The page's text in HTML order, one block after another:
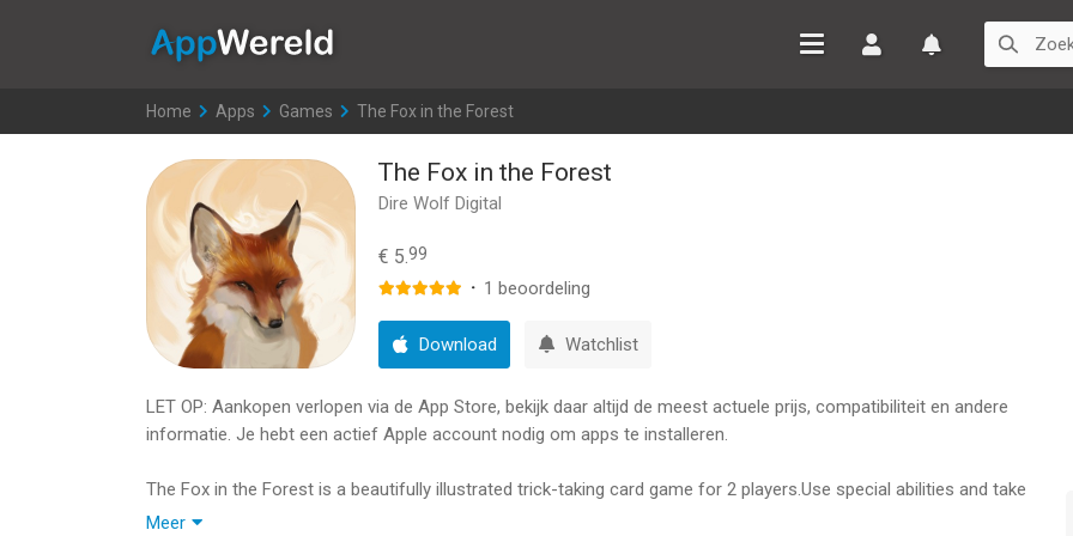
Home >
Apps >
Games >
The Fox in the Forest
The Fox in the Forest
Dire Wolf Digital
€ 5.99
· 1 beoordeling
Download Watchlist
LET OP: Aankopen verlopen via de App Store, bekijk daar altijd de meest actuele prijs, compatibiliteit en andere
informatie. Je hebt een actief Apple account nodig om apps te installeren.
The Fox in the Forest is a beautifully illustrated trick-taking card game for 2 players.Use special abilities and take
tricks to win, but don't get greedy! Win too many tricks, and you might become the villain of your fairy tale...
Meer